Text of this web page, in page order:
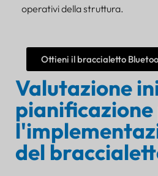
operativi della struttura.
Ottieni il braccialetto
Valutazione
del